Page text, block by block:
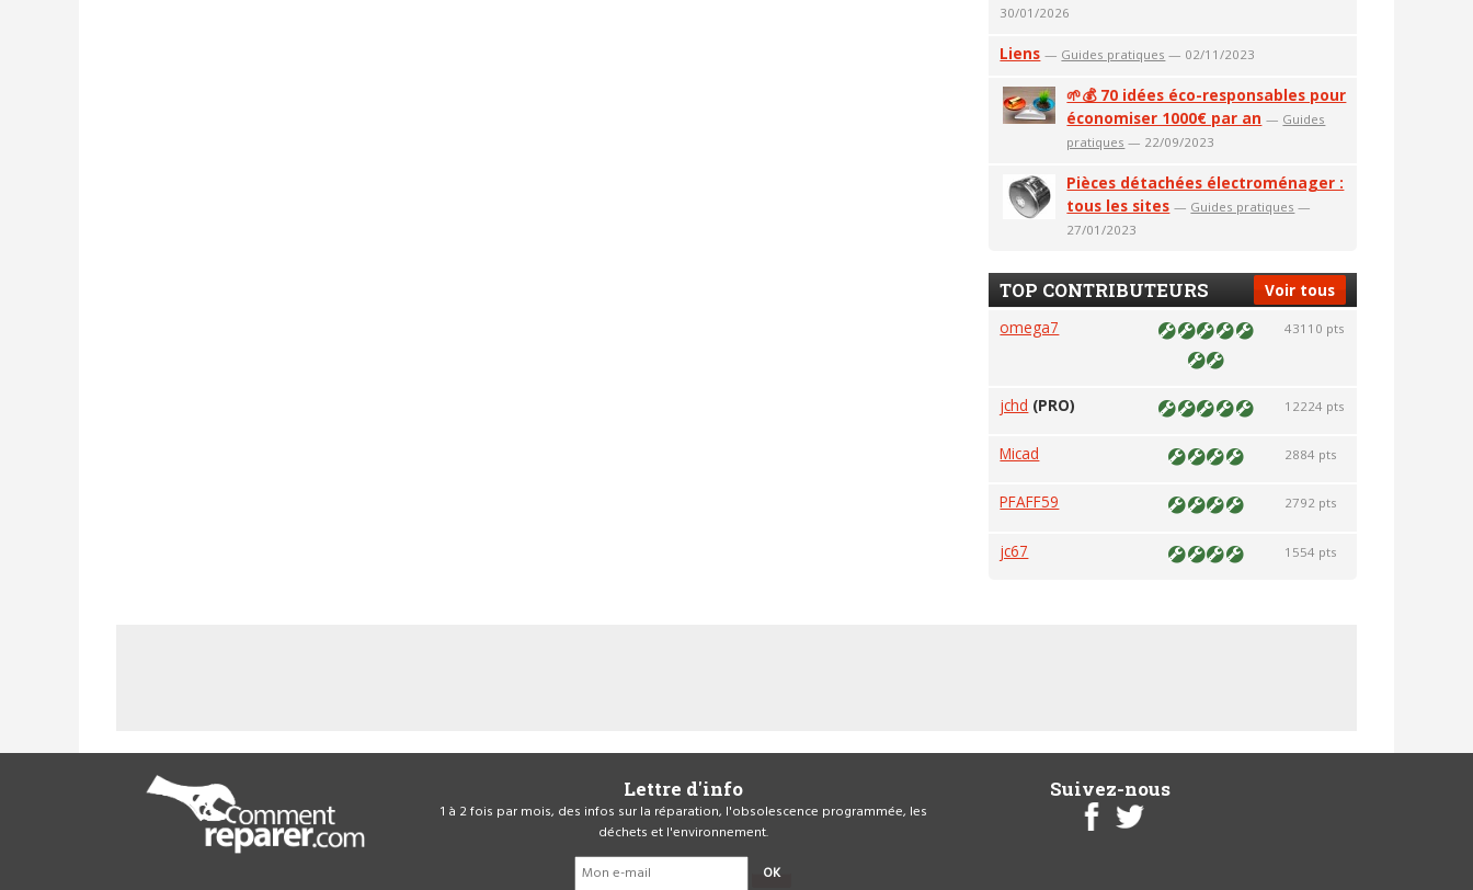
30/01/2026
Liens — Guides pratiques — 02/11/2023
🌱💰 70 idées éco-responsables pour
économiser 1000€ par an — Guides
pratiques — 22/09/2023
Pièces détachées électroménager :
tous les sites — Guides pratiques —
27/01/2023
Voir tous
TOP CONTRIBUTEURS
omega7 43110 pts
jchd (PRO) 12224 pts
Micad 2884 pts
PFAFF59 2792 pts
jc67 1554 pts
Lettre d'info
1 à 2 fois par mois, des infos sur la réparation, l'obsolescence programmée, les
déchets et l'environnement.
OK
Suivez-nous